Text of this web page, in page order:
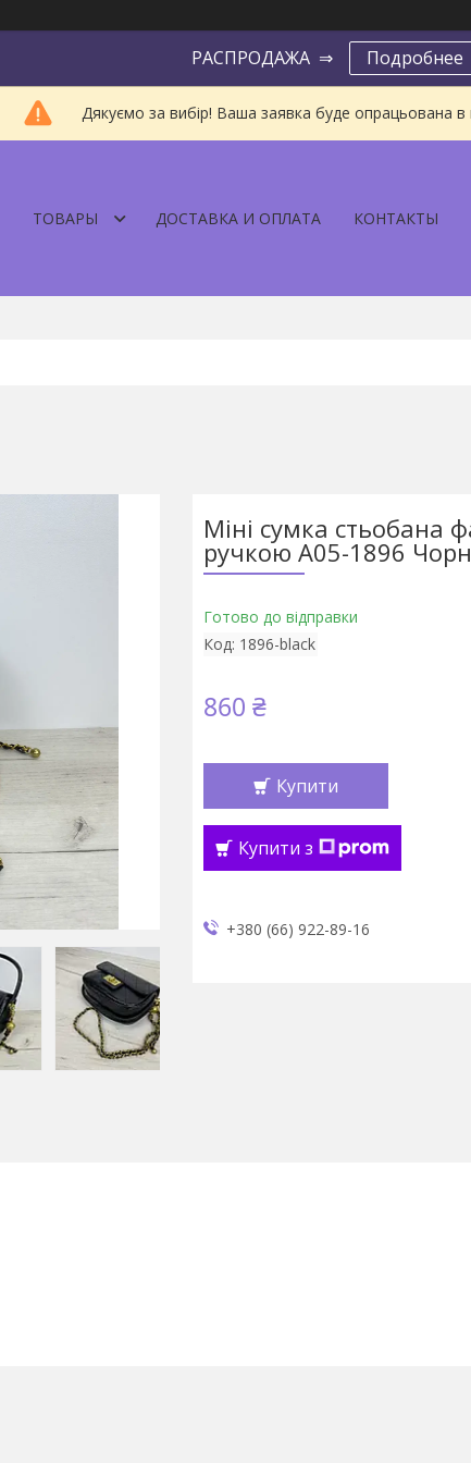
РАСПРОДАЖА ⇒ Подробнее
Дякуємо за вибір! Ваша заявка буде опрацьована
ТОВАРЫ ДОСТАВКА И ОПЛАТА КОНТАКТЫ
Міні сумка стьобана
ручкою А05-1896
Готово до відправки
Код: 1896-black
860 ₴
Купити
Купити з
+380 (66) 922-89-16